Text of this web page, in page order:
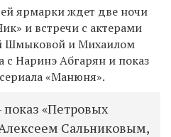
ярмарки ждет две ночи
и встречи с актерами
Шмыковой и Михаилом
с Наринэ Абгарян и показ
«Манюня».
«Петровых
Сальниковым,